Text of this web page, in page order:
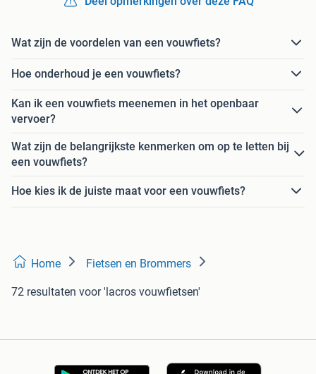
Wat zijn de voordelen van een vouwfiets?
Hoe onderhoud je een vouwfiets?
Kan ik een vouwfiets meenemen in het openbaar
vervoer?
Wat zijn de belangrijkste kenmerken om op te letten bij
een vouwfiets?
Hoe kies ik de juiste maat voor een vouwfiets?
Home Fietsen en Brommers
72 resultaten voor 'lacros vouwfietsen'